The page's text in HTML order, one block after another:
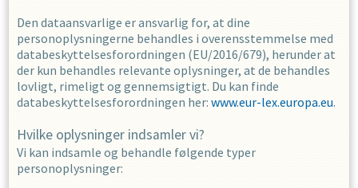
Den dataansvarlige er ansvarlig for, at dine
personoplysningerne behandles i overensstemmelse med
databeskyttelsesforordningen (EU/2016/679), herunder at
der kun behandles relevante oplysninger, at de behandles
lovligt, rimeligt og gennemsigtigt. Du kan finde
databeskyttelsesforordningen her: www.eur-lex.europa.eu.
Hvilke oplysninger indsamler vi?
Vi kan indsamle og behandle følgende typer
personoplysninger: